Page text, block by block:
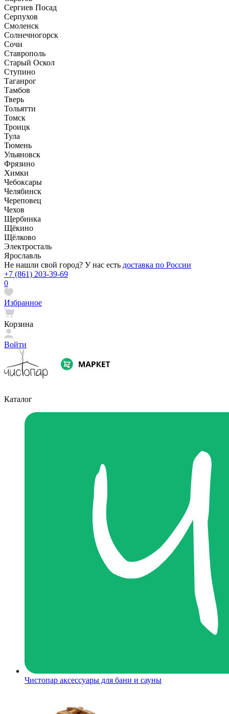
Сергиев Посад
Серпухов
Смоленск
Солнечногорск
Сочи
Ставрополь
Старый Оскол
Ступино
Таганрог
Тамбов
Тверь
Тольятти
Томск
Троицк
Тула
Тюмень
Ульяновск
Фрязино
Химки
Чебоксары
Челябинск
Череповец
Чехов
Щербинка
Щёкино
Щёлково
Электросталь
Ярославль
Не нашли свой город? У нас есть доставка по России
+7 (861) 203-39-69
0
Избранное
Корзина
Войти
Каталог
Чистопар аксессуары для бани и сауны